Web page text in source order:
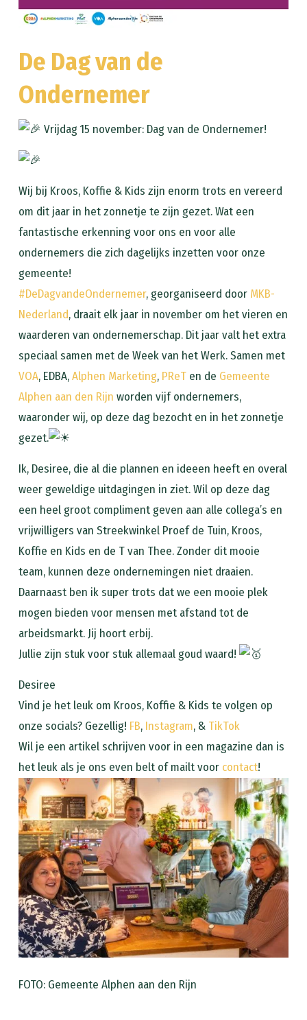
De Dag van de
Ondernemer
Vrijdag 15 november: Dag van de Ondernemer!
Wij bij Kroos, Koffie & Kids zijn enorm trots en vereerd
om dit jaar in het zonnetje te zijn gezet. Wat een
fantastische erkenning voor ons en voor alle
ondernemers die zich dagelijks inzetten voor onze
gemeente!
#DeDagvandeOndernemer, georganiseerd door MKB-
Nederland, draait elk jaar in november om het vieren en
waarderen van ondernemerschap. Dit jaar valt het extra
speciaal samen met de Week van het Werk. Samen met
VOA, EDBA,Alphen Marketing, PReTen de Gemeente
Alphen aan den Rijn worden vijf ondernemers,
waaronder wij, op deze dag bezocht en in het zonnetje
gezet.
Ik, Desiree, die al die plannen en ideeen heeft en overal
weer geweldige uitdagingen in ziet. Wil op deze dag
een heel groot compliment geven aan alle collega’s en
vrijwilligers van Streekwinkel Proef de Tuin, Kroos,
Koffie en Kids en de T van Thee. Zonder dit mooie
team, kunnen deze ondernemingen niet draaien.
Daarnaast ben ik super trots dat we een mooie plek
mogen bieden voor mensen met afstand tot de
arbeidsmarkt. Jij hoort erbij.
Jullie zijn stuk voor stuk allemaal goud waard!
Desiree
Vind je het leuk om Kroos, Koffie & Kids te volgen op
onze socials? Gezellig! FB, Instagram, & TikTok
Wil je een artikel schrijven voor in een magazine dan is
het leuk als je ons even belt of mailt voor contact!
FOTO: Gemeente Alphen aan den Rijn